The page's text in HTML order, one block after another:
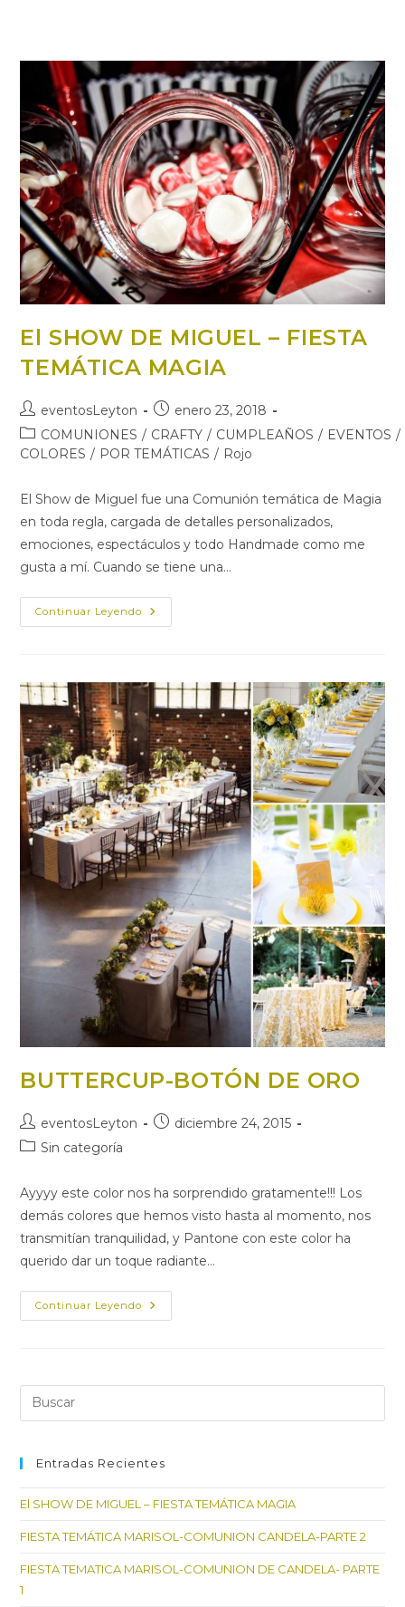
El SHOW DE MIGUEL – FIESTA
TEMÁTICA MAGIA
Autor
de
la
eventosLeyton
Publicación
de
la
enero 23, 2018
Categoría
de
entrada:
COMUNIONES / CRAFTY / CUMPLEAÑOS / EVENTOS /
COLORES / POR TEMÁTICAS / Rojo
El Show de Miguel fue una Comunión temática de Magia
en toda regla, cargada de detalles personalizados,
emociones, espectáculos y todo Handmade como me
gusta a mí. Cuando se tiene una…
Continuar Leyendo El
SHOW
TEMÁTICA
MAGIA
BUTTERCUP-BOTÓN DE ORO
Autor
de
eventosLeyton
Publicación
diciembre 24, 2015
Categoría
la
entrada:
Sin categoría
Ayyyy este color nos ha sorprendido gratamente!!! Los
demás colores que hemos visto hasta al momento, nos
transmitían tranquilidad, y Pantone con este color ha
querido dar un toque radiante…
Continuar Leyendo BUTTERCUP-
BOTÓN
Entradas Recientes
El SHOW DE MIGUEL – FIESTA TEMÁTICA MAGIA
FIESTA TEMÁTICA MARISOL-COMUNION CANDELA-PARTE 2
FIESTA TEMATICA MARISOL-COMUNION DE CANDELA- PARTE
1